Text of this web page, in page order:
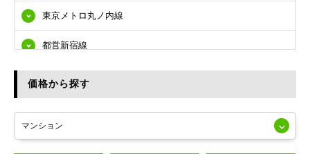
大田区
世田谷区
渋谷区
練馬区
葛飾区
東京メトロ丸ノ内線
都営新宿線
価格から探す